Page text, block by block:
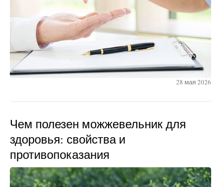
28 мая 2026
Чем полезен можжевельник для
здоровья: свойства и
противопоказания